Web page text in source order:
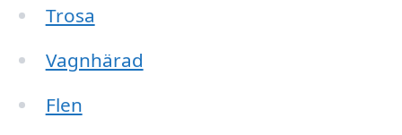
Trosa
Vagnhärad
Flen